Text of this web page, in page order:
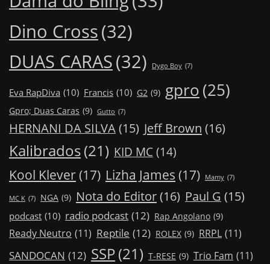
Dino Cross(32)
DUAS CARAS(32) Dygo Boy (7)
Eva RapDiva (10) Francis (10) G2 (9) gpro(25)
Gpro; Duas Caras (9) Gutto (7)
HERNANI DA SILVA(15) Jeff Brown (16)
Kalibrados(21) KID MC (14)
Kool Klever (17) Lizha James (17) Mamy (7)
MC K (7) NGA (9) Nota do Editor(16) Paul G (15)
podcast (10) radio podcast (12) Rap Angolano (9)
Ready Neutro (11) Reptile (12) ROLEX (9) RRPL (11)
SANDOCAN (12) SSP(21) T-RESE (9) Trio Fam (11)